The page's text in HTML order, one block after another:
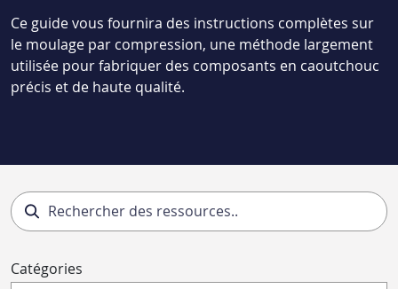
Ce guide vous fournira des instructions complètes sur
le moulage par compression, une méthode largement
utilisée pour fabriquer des composants en caoutchouc
précis et de haute qualité.
Catégories